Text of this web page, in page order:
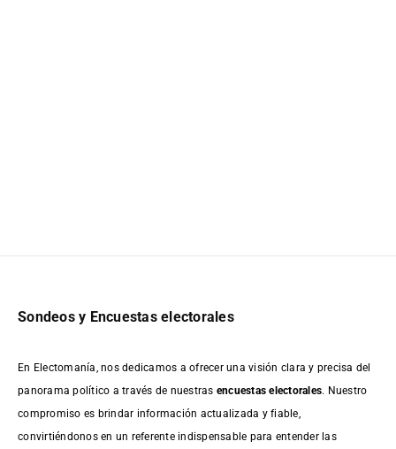
Sondeos y Encuestas electorales
En Electomanía, nos dedicamos a ofrecer una visión clara y precisa del
panorama político a través de nuestras encuestas electorales. Nuestro
compromiso es brindar información actualizada y fiable,
convirtiéndonos en un referente indispensable para entender las